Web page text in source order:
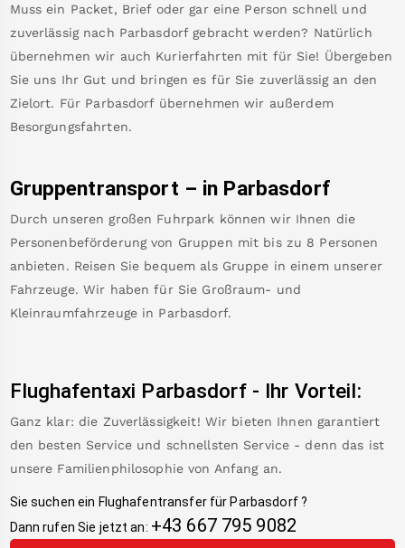
Muss ein Packet, Brief oder gar eine Person schnell und
zuverlässig nach Parbasdorf gebracht werden? Natürlich
übernehmen wir auch Kurierfahrten mit für Sie! Übergeben
Sie uns Ihr Gut und bringen es für Sie zuverlässig an den
Zielort. Für Parbasdorf übernehmen wir außerdem
Besorgungsfahrten.
Gruppentransport – in Parbasdorf
Durch unseren großen Fuhrpark können wir Ihnen die
Personenbeförderung von Gruppen mit bis zu 8 Personen
anbieten. Reisen Sie bequem als Gruppe in einem unserer
Fahrzeuge. Wir haben für Sie Großraum- und
Kleinraumfahrzeuge in Parbasdorf.
Flughafentaxi Parbasdorf- Ihr Vorteil:
Ganz klar: die Zuverlässigkeit! Wir bieten Ihnen garantiert
den besten Service und schnellsten Service - denn das ist
unsere Familienphilosophie von Anfang an.
Sie suchen ein Flughafentransfer für Parbasdorf?
Dann rufen Sie jetzt an: +43 667 795 9082